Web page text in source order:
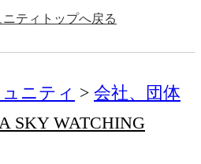
ニティトップへ戻る
ニティ
会社、団体
SKY WATCHING